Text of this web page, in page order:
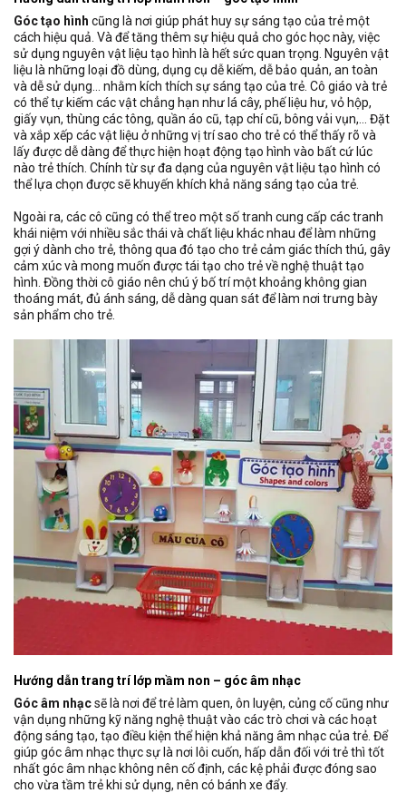
Góc tạo hình cũng là nơi giúp phát huy sự sáng tạo của trẻ một
cách hiệu quả. Và để tăng thêm sự hiệu quả cho góc học này, việc
sử dụng nguyên vật liệu tạo hình là hết sức quan trọng. Nguyên vật
liệu là những loại đồ dùng, dụng cụ dễ kiếm, dễ bảo quản, an toàn
và dễ sử dụng… nhằm kích thích sự sáng tạo của trẻ. Cô giáo và trẻ
có thể tự kiếm các vật chẳng hạn như lá cây, phế liệu hư, vỏ hộp,
giấy vụn, thùng các tông, quần áo cũ, tạp chí cũ, bông vải vụn,… Đặt
và xắp xếp các vật liệu ở những vị trí sao cho trẻ có thể thấy rõ và
lấy được dễ dàng để thực hiện hoạt động tạo hình vào bất cứ lúc
nào trẻ thích. Chính từ sự đa dạng của nguyên vật liệu tạo hình có
thể lựa chọn được sẽ khuyến khích khả năng sáng tạo của trẻ.
Ngoài ra, các cô cũng có thể treo một số tranh cung cấp các tranh
khái niệm với nhiều sắc thái và chất liệu khác nhau để làm những
gợi ý dành cho trẻ, thông qua đó tạo cho trẻ cảm giác thích thú, gây
cảm xúc và mong muốn được tái tạo cho trẻ về nghệ thuật tạo
hình. Đồng thời cô giáo nên chú ý bố trí một khoảng không gian
thoáng mát, đủ ánh sáng, dễ dàng quan sát để làm nơi trưng bày
sản phẩm cho trẻ.
Hướng dẫn trang trí lớp mầm non – góc âm nhạc
Góc âm nhạcsẽ là nơi để trẻ làm quen, ôn luyện, củng cố cũng như
vận dụng những kỹ năng nghệ thuật vào các trò chơi và các hoạt
động sáng tạo, tạo điều kiện thể hiện khả năng âm nhạc của trẻ. Để
giúp góc âm nhạc thực sự là nơi lôi cuốn, hấp dẫn đối với trẻ thì tốt
nhất góc âm nhạc không nên cố định, các kệ phải được đóng sao
cho vừa tầm trẻ khi sử dụng, nên có bánh xe đẩy.